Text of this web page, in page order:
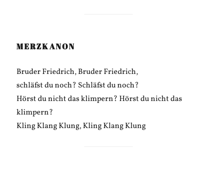
MERZKANON
Bruder Friedrich, Bruder Friedrich,
schläfst du noch? Schläfst du noch?
Hörst du nicht das klimpern? Hörst du nicht das
klimpern?
Kling Klang Klung, Kling Klang Klung